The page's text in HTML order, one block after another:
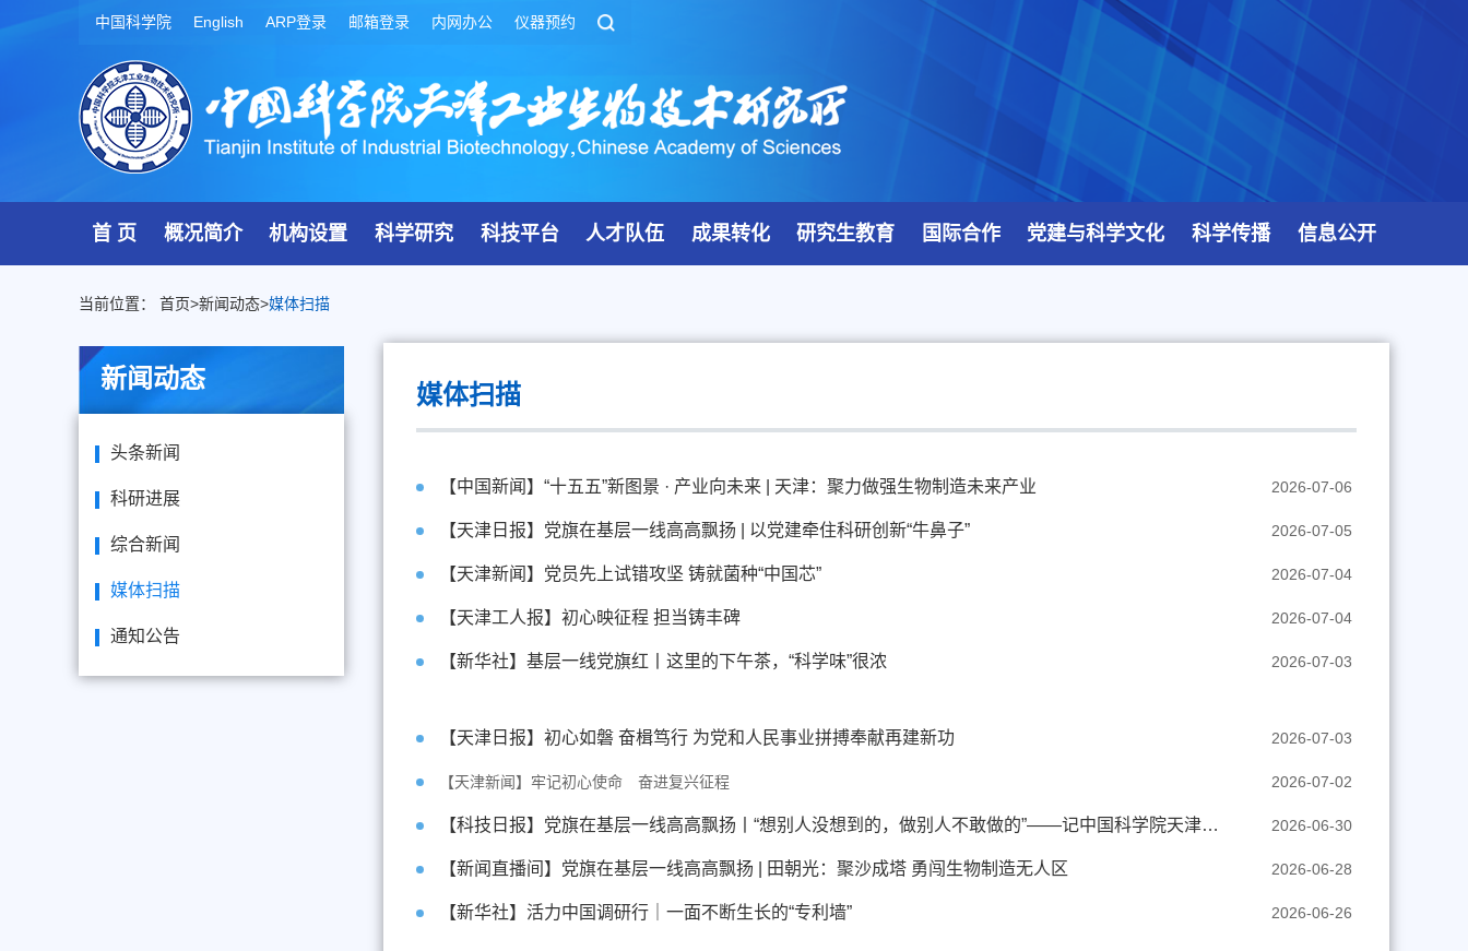
中国科学院 English ARP登录 邮箱登录 内网办公 仪器预约
首 页 概况简介 机构设置 科学研究 科技平台 人才队伍 成果转化 研究生教育 国际合作 党建与科学文化 科学传播 信息公开
当前位置： 首页>新闻动态>媒体扫描
新闻动态
头条新闻
科研进展
综合新闻
媒体扫描
通知公告
媒体扫描
【中国新闻】“十五五”新图景 · 产业向未来 | 天津：聚力做强生物制造未来产业 2026-07-06
【天津日报】党旗在基层一线高高飘扬 | 以党建牵住科研创新“牛鼻子” 2026-07-05
【天津新闻】党员先上试错攻坚 铸就菌种“中国芯” 2026-07-04
【天津工人报】初心映征程 担当铸丰碑 2026-07-04
【新华社】基层一线党旗红丨这里的下午茶，“科学味”很浓 2026-07-03
【天津日报】初心如磐 奋楫笃行 为党和人民事业拼搏奉献再建新功 2026-07-03
【天津新闻】牢记初心使命 奋进复兴征程 2026-07-02
【科技日报】党旗在基层一线高高飘扬丨“想别人没想到的，做别人不敢做的”——记中国科学院天津工业生物技术研究所研究员田朝光 2026-06-30
【新闻直播间】党旗在基层一线高高飘扬 | 田朝光：聚沙成塔 勇闯生物制造无人区 2026-06-28
【新华社】活力中国调研行｜一面不断生长的“专利墙” 2026-06-26